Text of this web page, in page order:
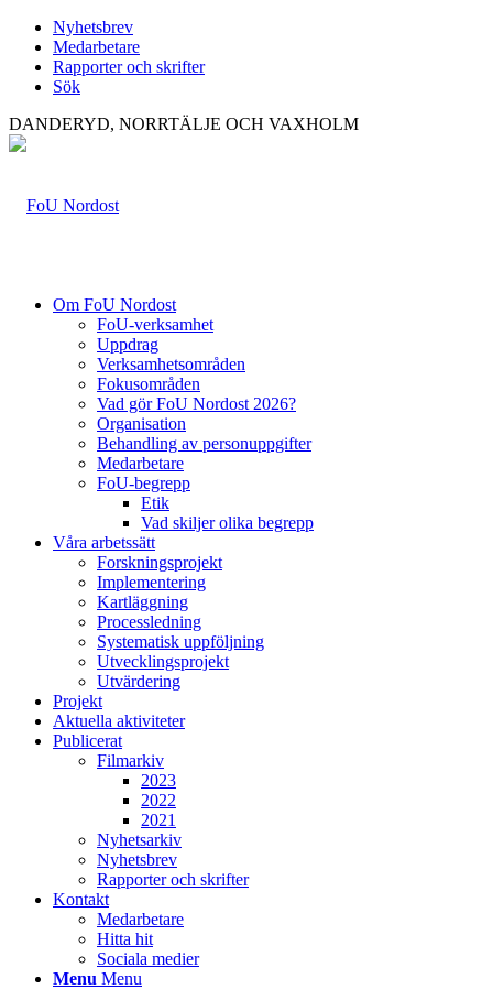
Nyhetsbrev
Medarbetare
Rapporter och skrifter
Sök
DANDERYD, NORRTÄLJE OCH VAXHOLM
Om FoU Nordost
FoU-verksamhet
Uppdrag
Verksamhetsområden
Fokusområden
Vad gör FoU Nordost 2026?
Organisation
Behandling av personuppgifter
Medarbetare
FoU-begrepp
Etik
Vad skiljer olika begrepp
Våra arbetssätt
Forskningsprojekt
Implementering
Kartläggning
Processledning
Systematisk uppföljning
Utvecklingsprojekt
Utvärdering
Projekt
Aktuella aktiviteter
Publicerat
Filmarkiv
2023
2022
2021
Nyhetsarkiv
Nyhetsbrev
Rapporter och skrifter
Kontakt
Medarbetare
Hitta hit
Sociala medier
Menu Menu